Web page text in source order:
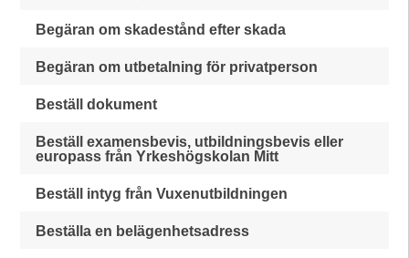
Begäran om skadestånd efter skada
Begäran om utbetalning för privatperson
Beställ dokument
Beställ examensbevis, utbildningsbevis eller
europass från Yrkeshögskolan Mitt
Beställ intyg från Vuxenutbildningen
Beställa en belägenhetsadress